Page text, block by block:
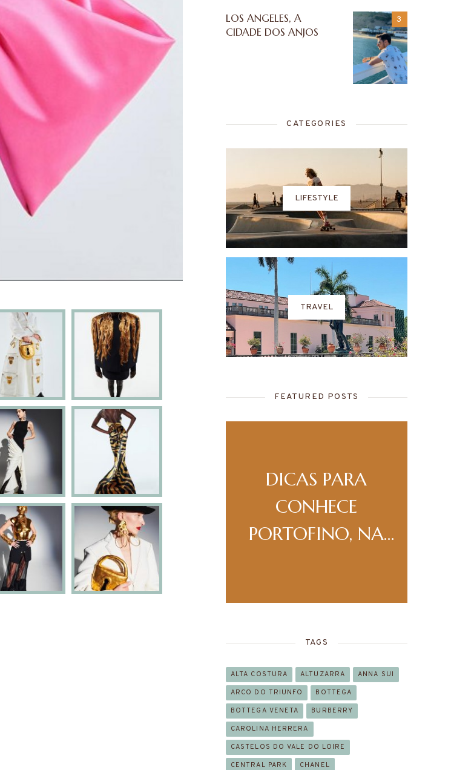
LOS ANGELES, A
CIDADE DOS ANJOS
CATEGORIES
LIFESTYLE
TRAVEL
FEATURED POSTS
PRIMAVERA NA
DECORAÇÃO DA
SUA CASA
DICAS PARA
CONHECE
PORTOFINO, NA
TAGS
ALTA COSTURA ALTUZARRA ANNA SUI
ARCO DO TRIUNFO BOTTEGA
BOTTEGA VENETA BURBERRY
CAROLINA HERRERA
CASTELOS DO VALE DO LOIRE
CENTRAL PARK CHANEL